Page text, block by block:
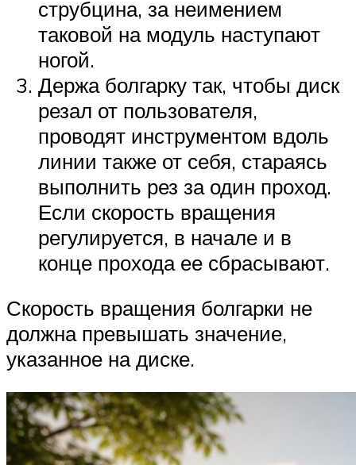
струбцина, за неимением
таковой на модуль наступают
ногой.
Держа болгарку так, чтобы диск
резал от пользователя,
проводят инструментом вдоль
линии также от себя, стараясь
выполнить рез за один проход.
Если скорость вращения
регулируется, в начале и в
конце прохода ее сбрасывают.
Скорость вращения болгарки не
должна превышать значение,
указанное на диске.